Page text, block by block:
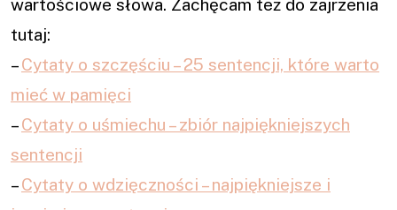
wartościowe słowa. Zachęcam też do zajrzenia
tutaj:
–Cytaty o szczęściu – 25 sentencji, które warto
mieć w pamięci
–Cytaty o uśmiechu – zbiór najpiękniejszych
sentencji
–Cytaty o wdzięczności – najpiękniejsze i